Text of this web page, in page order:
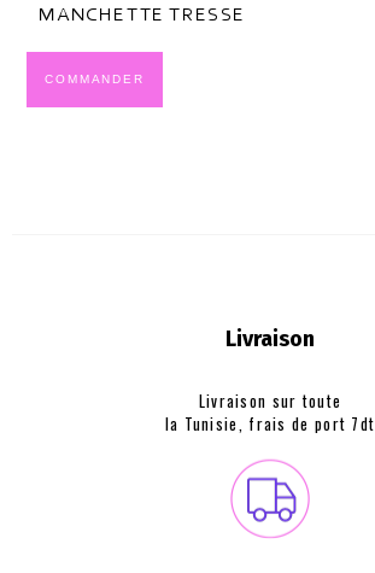
MANCHETTE TRESSE
COMMANDER
Livraison
Livraison sur toute
la Tunisie, frais de port 7dt